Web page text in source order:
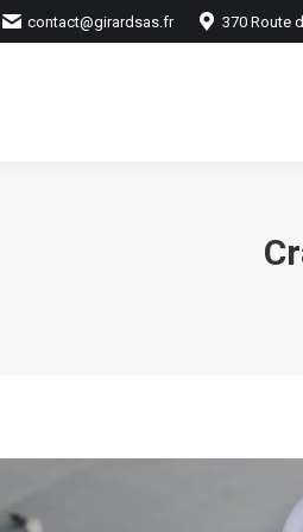
contact@girardsas.fr 370 Route